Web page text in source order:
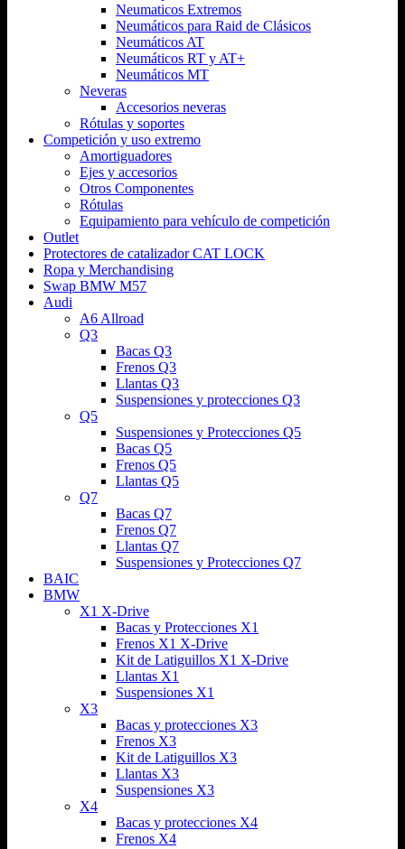
Neumaticos Extremos
Neumáticos para Raid de Clásicos
Neumáticos AT
Neumáticos RT y AT+
Neumáticos MT
Neveras
Accesorios neveras
Rótulas y soportes
Competición y uso extremo
Amortiguadores
Ejes y accesorios
Otros Componentes
Rótulas
Equipamiento para vehículo de competición
Outlet
Protectores de catalizador CAT LOCK
Ropa y Merchandising
Swap BMW M57
Audi
A6 Allroad
Q3
Bacas Q3
Frenos Q3
Llantas Q3
Suspensiones y protecciones Q3
Q5
Suspensiones y Protecciones Q5
Bacas Q5
Frenos Q5
Llantas Q5
Q7
Bacas Q7
Frenos Q7
Llantas Q7
Suspensiones y Protecciones Q7
BAIC
BMW
X1 X-Drive
Bacas y Protecciones X1
Frenos X1 X-Drive
Kit de Latiguillos X1 X-Drive
Llantas X1
Suspensiones X1
X3
Bacas y protecciones X3
Frenos X3
Kit de Latiguillos X3
Llantas X3
Suspensiones X3
X4
Bacas y protecciones X4
Frenos X4